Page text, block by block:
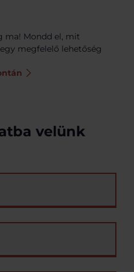
ma! Mondd el, mit
megfelelő lehetőség
velünk